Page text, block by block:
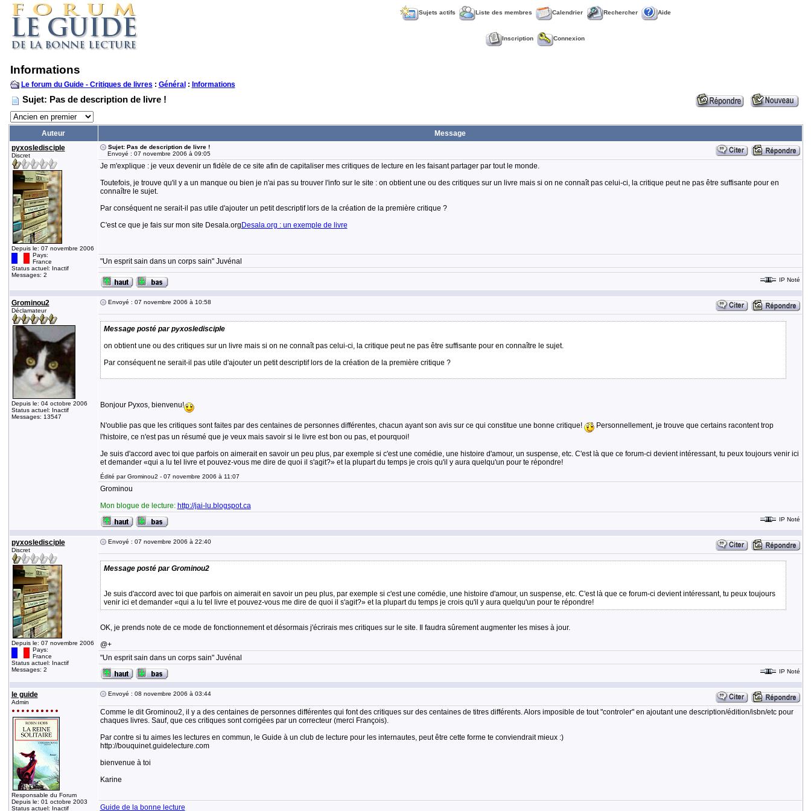
Sujets actifs Liste des membres Calendrier Rechercher Aide
Inscription Connexion
Informations
Le forum du Guide - Critiques de livres : Général : Informations
Sujet: Pas de description de livre !
Auteur
Message
pyxosledisciple
Discret
Depuis le: 07 novembre 2006
Pays:
France
Status actuel: Inactif
Messages: 2
Sujet: Pas de description de livre !
Envoyé : 07 novembre 2006 à 09:05
Je m'explique : je veux devenir un fidèle de ce site afin de capitaliser mes critiques de lecture en les faisant partager par tout le monde.
Toutefois, je trouve qu'il y a un manque ou bien je n'ai pas su trouver l'info sur le site : on obtient une ou des critiques sur un livre mais si on ne connaît pas celui-ci, la critique peut ne pas être suffisante pour en
connaître le sujet.
Par conséquent ne serait-il pas utile d'ajouter un petit descriptif lors de la création de la première critique ?
C'est ce que je fais sur mon site Desala.org Desala.org : un exemple de livre
"Un esprit sain dans un corps sain" Juvénal
IP Noté
Grominou2
Déclamateur
Depuis le: 04 octobre 2006
Status actuel: Inactif
Messages: 13547
Envoyé : 07 novembre 2006 à 10:58
Message posté par pyxosledisciple
on obtient une ou des critiques sur un livre mais si on ne connaît pas celui-ci, la critique peut ne pas être suffisante pour en connaître le sujet.
Par conséquent ne serait-il pas utile d'ajouter un petit descriptif lors de la création de la première critique ?
Bonjour Pyxos, bienvenu!
N'oublie pas que les critiques sont faites par des centaines de personnes différentes, chacun ayant son avis sur ce qui constitue une bonne critique!
Personnellement, je trouve que certains racontent trop
l'histoire, ce n'est pas un résumé que je veux mais savoir si le livre est bon ou pas, et pourquoi!
Je suis d'accord avec toi que parfois on aimerait en savoir un peu plus, par exemple si c'est une comédie, une histoire d'amour, un suspense, etc. C'est là que ce forum-ci devient intéressant, tu peux toujours venir ici
et demander «qui a lu tel livre et pouvez-vous me dire de quoi il s'agit?» et la plupart du temps je crois qu'il y aura quelqu'un pour te répondre!
Édité par Grominou2 - 07 novembre 2006 à 11:07
Grominou
Mon blogue de lecture: http://jai-lu.blogspot.ca
IP Noté
pyxosledisciple
Discret
Depuis le: 07 novembre 2006
Pays:
France
Status actuel: Inactif
Messages: 2
Envoyé : 07 novembre 2006 à 22:40
Message posté par Grominou2
Je suis d'accord avec toi que parfois on aimerait en savoir un peu plus, par exemple si c'est une comédie, une histoire d'amour, un suspense, etc. C'est là que ce forum-ci devient intéressant, tu peux toujours
venir ici et demander «qui a lu tel livre et pouvez-vous me dire de quoi il s'agit?» et la plupart du temps je crois qu'il y aura quelqu'un pour te répondre!
OK, je prends note de ce mode de fonctionnement et désormais j'écrirais mes critiques sur le site. Il faudra sûrement augmenter les mises à jour.
@+
"Un esprit sain dans un corps sain" Juvénal
IP Noté
le guide
Admin
Responsable du Forum
Depuis le: 01 octobre 2003
Status actuel: Inactif
Envoyé : 08 novembre 2006 à 03:44
Comme le dit Grominou2, il y a des centaines de personnes différentes qui font des critiques sur des centaines de titres différents. Alors imposible de tout "controler" en ajoutant une description/édition/isbn/etc pour
chaques livres. Sauf, que ces critiques sont corrigées par un correcteur (merci François).
Par contre si tu aimes les lectures en commun, le Guide à un club de lecture pour les internautes, peut être cette forme te conviendrait mieux :)
http://bouquinet.guidelecture.com
bienvenue à toi
Karine
Guide de la bonne lecture